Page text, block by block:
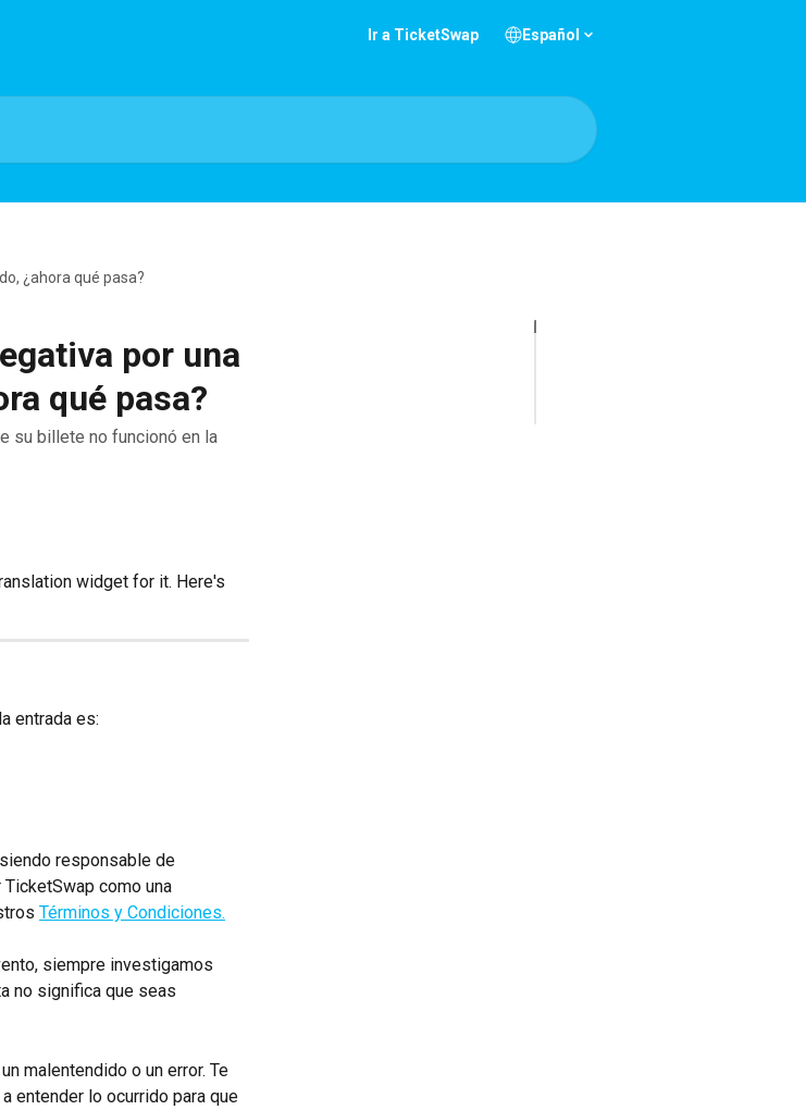
Ir a TicketSwap Español
¿ahora qué pasa?
por una
qué pasa?
su billete no funcionó en la
widget for it. Here's
entrada es:
responsable de
TicketSwap como una
Términos y Condiciones.
siempre investigamos
no significa que seas
malentendido o un error. Te
entender lo ocurrido para que